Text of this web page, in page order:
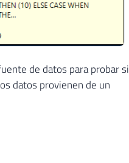
de datos para probar si
datos provienen de un